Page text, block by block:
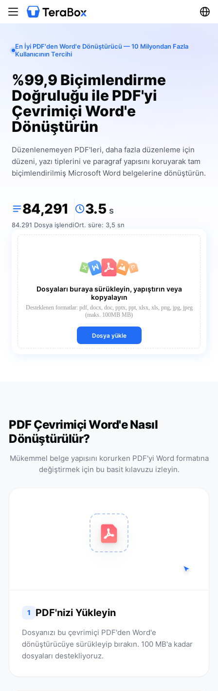
En İyi PDF'den Word'e Dönüştürücü — 10 Milyondan Fazla
Kullanıcının Tercihi
%99,9 Biçimlendirme
Doğruluğu ile PDF'yi
Çevrimiçi Word'e
Dönüştürün
Düzenlenemeyen PDF'leri, daha fazla düzenleme için
düzeni, yazı tiplerini ve paragraf yapısını koruyarak tam
biçimlendirilmiş Microsoft Word belgelerine dönüştürün.
84,291
84.291 Dosya işlendi
3.5 s
Ort. süre: 3,5 sn
Dosyaları buraya sürükleyin, yapıştırın veya
kopyalayın
Desteklenen formatlar: pdf, docx, doc, pptx, ppt, xlsx, xls, png, jpg, jpeg
(maks. 100MB MB)
Dosya yükle
PDF Çevrimiçi Word'e Nasıl
Dönüştürülür?
Mükemmel belge yapısını korurken PDF'yi Word formatına
değiştirmek için bu basit kılavuzu izleyin.
1 PDF'nizi Yükleyin
Dosyanızı bu çevrimiçi PDF'den Word'e
dönüştürücüye sürükleyip bırakın. 100 MB'a kadar
dosyaları destekliyoruz.